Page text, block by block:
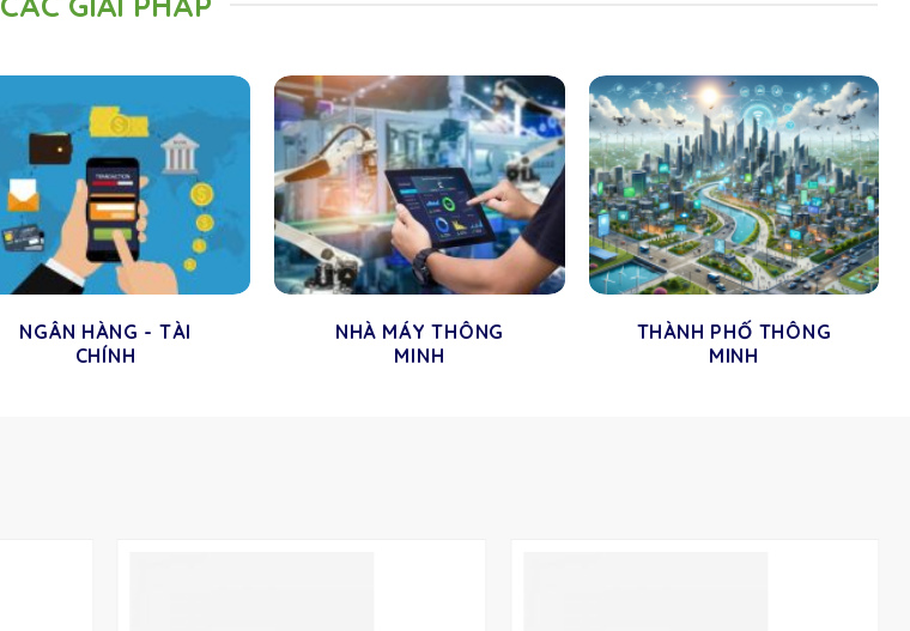
NGÂN HÀNG - TÀI
CHÍNH
NHÀ MÁY THÔNG
MINH
THÀNH PHỐ THÔNG
MINH